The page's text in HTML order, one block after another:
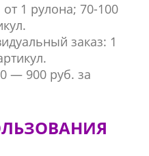
1 рулона; 70-100
заказ: 1
— 900 руб. за